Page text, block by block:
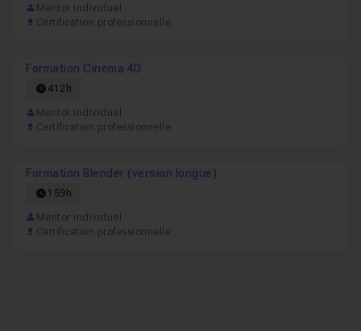
Mentor individuel
Certification professionnelle
Formation Cinema 4D
412h
Mentor individuel
Certification professionnelle
Formation Blender (version longue)
159h
Mentor individuel
Certification professionnelle